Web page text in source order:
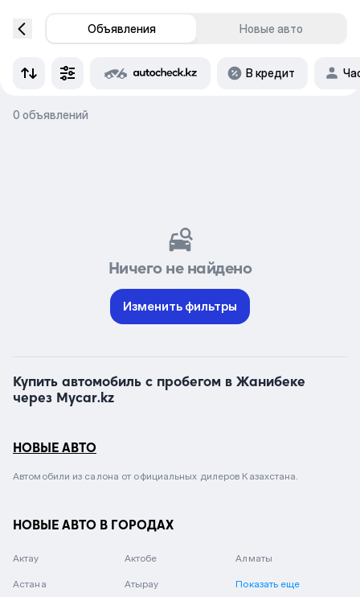
Объявления Новые авто
В кредит
0 объявлений
Ничего не найдено
Изменить фильтры
Купить автомобиль с пробегом в Жанибеке
через Mycar.kz
НОВЫЕ АВТО
Автомобили из салона от официальных дилеров Казахстана.
НОВЫЕ АВТО В ГОРОДАХ
Актау Актобе Алматы
Астана Атырау Показать еще